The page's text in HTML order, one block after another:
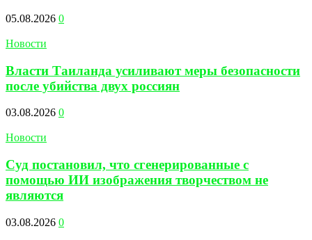
05.08.2026 0
Новости
Власти Таиланда усиливают меры безопасности
после убийства двух россиян
03.08.2026 0
Новости
Суд постановил, что сгенерированные с
помощью ИИ изображения творчеством не
являются
03.08.2026 0